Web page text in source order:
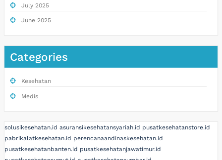
July 2025
June 2025
Categories
Kesehatan
Medis
solusikesehatan.id asuransikesehatansyariah.id pusatkesehatanstore.id
pabrikalatkesehatan.id perencanaandinaskesehatan.id
pusatkesehatanbanten.id pusatkesehatanjawatimur.id